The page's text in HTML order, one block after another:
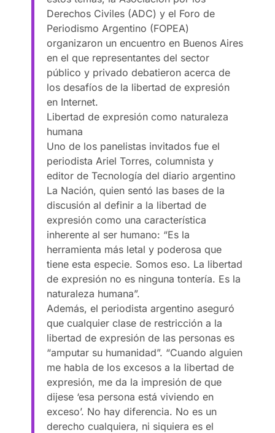
Derechos Civiles (ADC) y el Foro de
Periodismo Argentino (FOPEA)
organizaron un encuentro en Buenos Aires
en el que representantes del sector
público y privado debatieron acerca de
los desafíos de la libertad de expresión
en Internet.
Libertad de expresión como naturaleza
humana
Uno de los panelistas invitados fue el
periodista Ariel Torres, columnista y
editor de Tecnología del diario argentino
La Nación, quien sentó las bases de la
discusión al definir a la libertad de
expresión como una característica
inherente al ser humano: “Es la
herramienta más letal y poderosa que
tiene esta especie. Somos eso. La libertad
de expresión no es ninguna tontería. Es la
naturaleza humana”.
Además, el periodista argentino aseguró
que cualquier clase de restricción a la
libertad de expresión de las personas es
“amputar su humanidad”. “Cuando alguien
me habla de los excesos a la libertad de
expresión, me da la impresión de que
dijese ‘esa persona está viviendo en
exceso’. No hay diferencia. No es un
derecho cualquiera, ni siquiera es el